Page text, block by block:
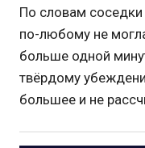
По словам
по-любому не
больше одной
твёрдому
большее и не